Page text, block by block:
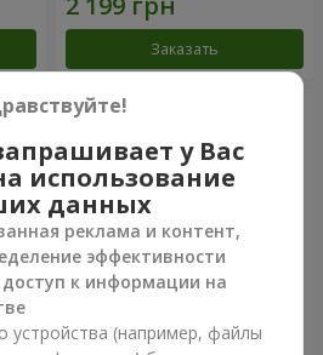
Заказать
у Вас
использование
данных
реклама и контент,
эффективности
к информации на
(например, файлы